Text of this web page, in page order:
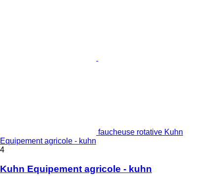
faucheuse rotative Kuhn
Equipement agricole - kuhn
4
Kuhn Equipement agricole - kuhn